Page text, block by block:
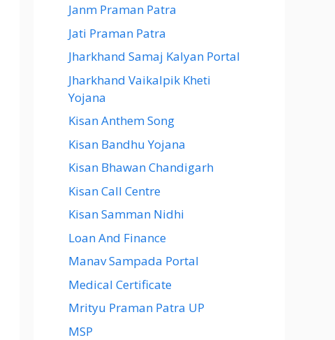
Janm Praman Patra
Jati Praman Patra
Jharkhand Samaj Kalyan Portal
Jharkhand Vaikalpik Kheti
Yojana
Kisan Anthem Song
Kisan Bandhu Yojana
Kisan Bhawan Chandigarh
Kisan Call Centre
Kisan Samman Nidhi
Loan And Finance
Manav Sampada Portal
Medical Certificate
Mrityu Praman Patra UP
MSP